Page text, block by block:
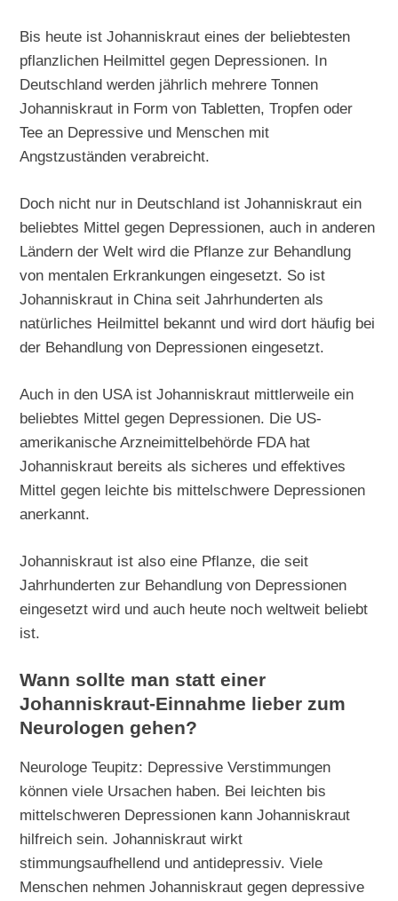
Bis heute ist Johanniskraut eines der beliebtesten
pflanzlichen Heilmittel gegen Depressionen. In
Deutschland werden jährlich mehrere Tonnen
Johanniskraut in Form von Tabletten, Tropfen oder
Tee an Depressive und Menschen mit
Angstzuständen verabreicht.
Doch nicht nur in Deutschland ist Johanniskraut ein
beliebtes Mittel gegen Depressionen, auch in anderen
Ländern der Welt wird die Pflanze zur Behandlung
von mentalen Erkrankungen eingesetzt. So ist
Johanniskraut in China seit Jahrhunderten als
natürliches Heilmittel bekannt und wird dort häufig bei
der Behandlung von Depressionen eingesetzt.
Auch in den USA ist Johanniskraut mittlerweile ein
beliebtes Mittel gegen Depressionen. Die US-
amerikanische Arzneimittelbehörde FDA hat
Johanniskraut bereits als sicheres und effektives
Mittel gegen leichte bis mittelschwere Depressionen
anerkannt.
Johanniskraut ist also eine Pflanze, die seit
Jahrhunderten zur Behandlung von Depressionen
eingesetzt wird und auch heute noch weltweit beliebt
ist.
Wann sollte man statt einer
Johanniskraut-Einnahme lieber zum
Neurologen gehen?
Neurologe Teupitz: Depressive Verstimmungen
können viele Ursachen haben. Bei leichten bis
mittelschweren Depressionen kann Johanniskraut
hilfreich sein. Johanniskraut wirkt
stimmungsaufhellend und antidepressiv. Viele
Menschen nehmen Johanniskraut gegen depressive